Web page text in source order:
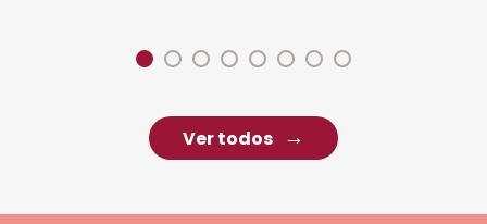
Ver todos